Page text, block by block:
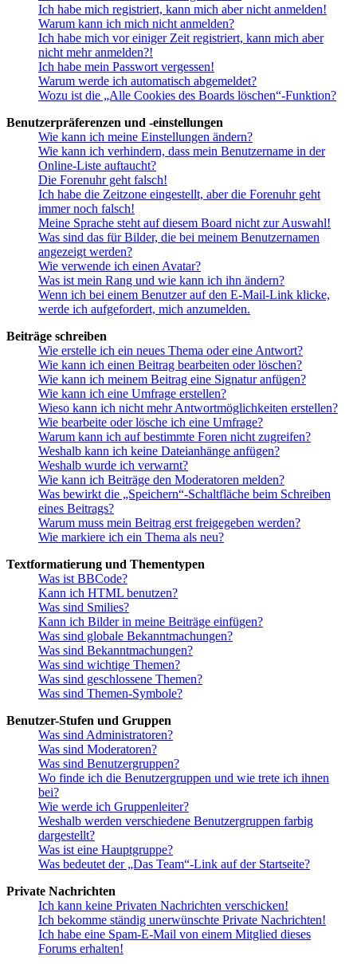
Ich habe mich registriert, kann mich aber nicht anmelden!
Warum kann ich mich nicht anmelden?
Ich habe mich vor einiger Zeit registriert, kann mich aber
nicht mehr anmelden?!
Ich habe mein Passwort vergessen!
Warum werde ich automatisch abgemeldet?
Wozu ist die „Alle Cookies des Boards löschen“-Funktion?
Benutzerpräferenzen und -einstellungen
Wie kann ich meine Einstellungen ändern?
Wie kann ich verhindern, dass mein Benutzername in der
Online-Liste auftaucht?
Die Forenuhr geht falsch!
Ich habe die Zeitzone eingestellt, aber die Forenuhr geht
immer noch falsch!
Meine Sprache steht auf diesem Board nicht zur Auswahl!
Was sind das für Bilder, die bei meinem Benutzernamen
angezeigt werden?
Wie verwende ich einen Avatar?
Was ist mein Rang und wie kann ich ihn ändern?
Wenn ich bei einem Benutzer auf den E-Mail-Link klicke,
werde ich aufgefordert, mich anzumelden.
Beiträge schreiben
Wie erstelle ich ein neues Thema oder eine Antwort?
Wie kann ich einen Beitrag bearbeiten oder löschen?
Wie kann ich meinem Beitrag eine Signatur anfügen?
Wie kann ich eine Umfrage erstellen?
Wieso kann ich nicht mehr Antwortmöglichkeiten erstellen?
Wie bearbeite oder lösche ich eine Umfrage?
Warum kann ich auf bestimmte Foren nicht zugreifen?
Weshalb kann ich keine Dateianhänge anfügen?
Weshalb wurde ich verwarnt?
Wie kann ich Beiträge den Moderatoren melden?
Was bewirkt die „Speichern“-Schaltfläche beim Schreiben
eines Beitrags?
Warum muss mein Beitrag erst freigegeben werden?
Wie markiere ich ein Thema als neu?
Textformatierung und Thementypen
Was ist BBCode?
Kann ich HTML benutzen?
Was sind Smilies?
Kann ich Bilder in meine Beiträge einfügen?
Was sind globale Bekanntmachungen?
Was sind Bekanntmachungen?
Was sind wichtige Themen?
Was sind geschlossene Themen?
Was sind Themen-Symbole?
Benutzer-Stufen und Gruppen
Was sind Administratoren?
Was sind Moderatoren?
Was sind Benutzergruppen?
Wo finde ich die Benutzergruppen und wie trete ich ihnen
bei?
Wie werde ich Gruppenleiter?
Weshalb werden verschiedene Benutzergruppen farbig
dargestellt?
Was ist eine Hauptgruppe?
Was bedeutet der „Das Team“-Link auf der Startseite?
Private Nachrichten
Ich kann keine Privaten Nachrichten verschicken!
Ich bekomme ständig unerwünschte Private Nachrichten!
Ich habe eine Spam-E-Mail von einem Mitglied dieses
Forums erhalten!